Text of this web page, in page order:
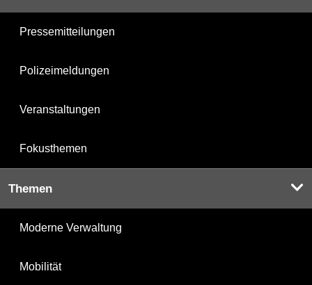
Pressemitteilungen
Polizeimeldungen
Veranstaltungen
Fokusthemen
Themen
Moderne Verwaltung
Mobilität